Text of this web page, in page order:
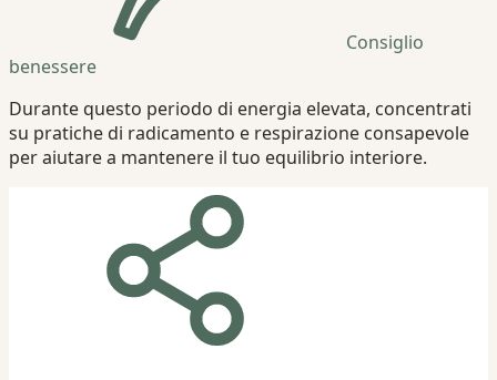
Consiglio
benessere
Durante questo periodo di energia elevata, concentrati
su pratiche di radicamento e respirazione consapevole
per aiutare a mantenere il tuo equilibrio interiore.